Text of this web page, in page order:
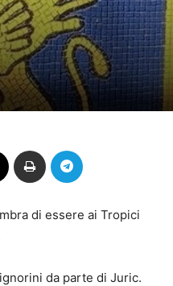
di essere ai Tropici
da parte di Juric.